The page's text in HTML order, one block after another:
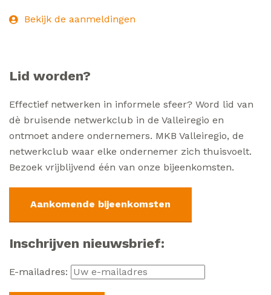
Bekijk de aanmeldingen
Lid worden?
Effectief netwerken in informele sfeer? Word lid van
dè bruisende netwerkclub in de Valleiregio en
ontmoet andere ondernemers. MKB Valleiregio, de
netwerkclub waar elke ondernemer zich thuisvoelt.
Bezoek vrijblijvend één van onze bijeenkomsten.
Aankomende bijeenkomsten
Inschrijven nieuwsbrief:
E-mailadres: